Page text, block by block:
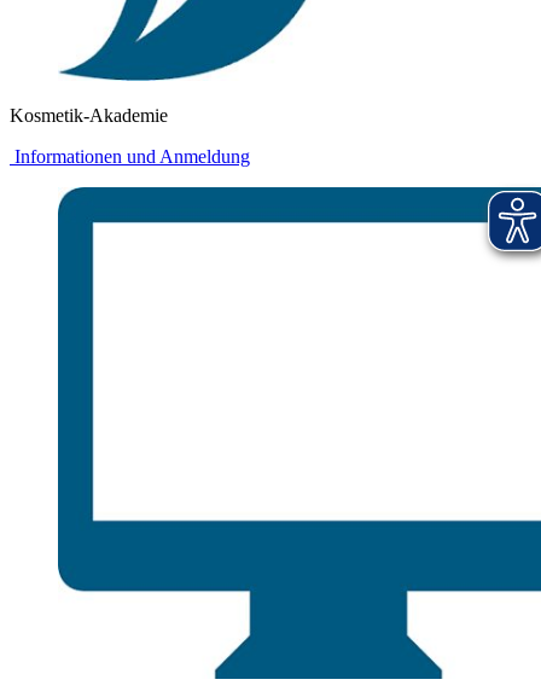
Kosmetik-Akademie
Informationen und Anmeldung